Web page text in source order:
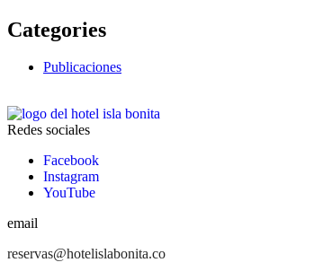
Categories
Publicaciones
Redes sociales
Facebook
Instagram
YouTube
email
reservas@hotelislabonita.co